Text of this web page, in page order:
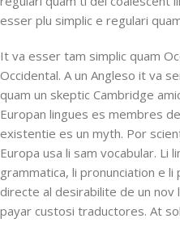
esser plu simplic e regulari
It va esser tam simplic quam
Occidental. A un Angleso it va
quam un skeptic Cambridge
Europan lingues es membres
existentie es un myth. Por
Europa usa li sam vocabular. Li
grammatica, li pronunciation e li
directe al desirabilite de un nov
payar custosi traductores. At